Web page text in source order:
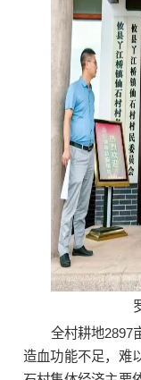
全村耕地2897
造血功能不足，难